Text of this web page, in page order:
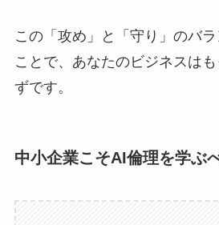
この「攻め」と「守り」のバ
ことで、あなたのビジネスは
ずです。
中小企業こそAI倫理を学ぶ